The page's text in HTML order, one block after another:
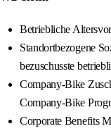
Betriebliche
Standortbezogene
bezuschusste
Company‑Bike
Company‑Bike
Corporate Benefits